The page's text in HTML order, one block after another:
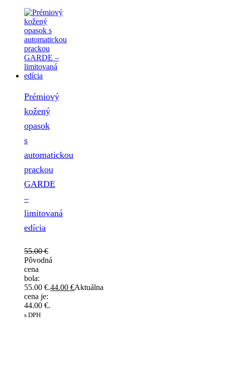
Prémiový
kožený
opasok
s
automatickou
prackou
GARDE
–
limitovaná
edícia
55.00€
Pôvodná
cena
bola:
55.00 €.44.00 €Aktuálna
cena je:
44.00 €.
s DPH